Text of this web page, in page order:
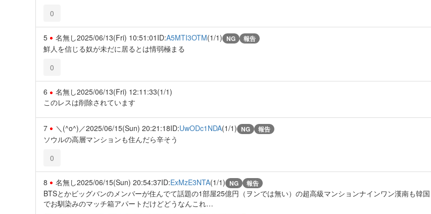
0
5 名無し2025/06/13(Fri) 10:51:01 ID:A5MTI3OTM(1/1) NG 報告
鮮人を信じる奴が未だに居るとは情弱極まる
0
6 名無し2025/06/13(Fri) 12:11:33(1/1)
このレスは削除されています
7 ＼(^o^)／2025/06/15(Sun) 20:21:18ID:UwODc1NDA(1/1) NG 報告
ソウルの高層マンションも住んだら辛そう
0
8 名無し2025/06/15(Sun) 20:54:37ID:ExMzE3NTA(1/1) NG 報告
BTSとかビッグバンのメンバーが住んでて話題の1部屋25億円（ヲンでは無い）の超高級マンションナインワン漢南も韓国
でお馴染みのマッチ箱アパートだけどどうなんこれ…